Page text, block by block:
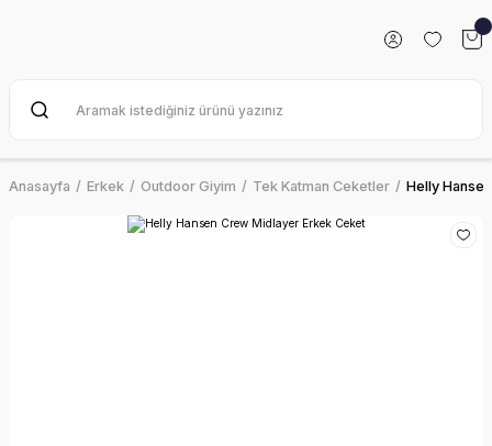
Anasayfa Erkek Outdoor Giyim Tek Katman Ceketler Helly